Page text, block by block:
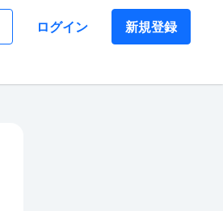
ログイン 新規登録